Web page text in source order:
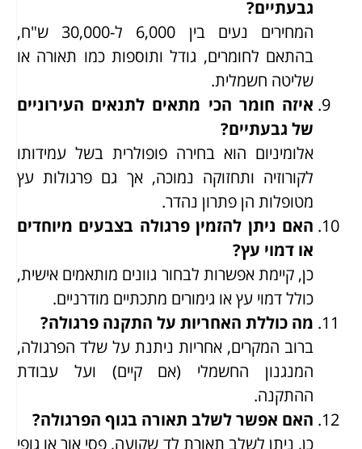
גבעתיים?
המחירים נעים בין 6,000 ל-30,000 ש"ח,
בהתאם לחומרים, גודל ותוספות כמו תאורה או
שליטה חשמלית.
איזה חומר הכי מתאים לתנאים העירוניים
של גבעתיים?
אלומיניום הוא בחירה פופולרית בשל עמידותו
לקורוזיה ותחזוקה נמוכה, אך גם פרגולות עץ
מטופלות הן פתרון נהדר.
האם ניתן להזמין פרגולה בצבעים מיוחדים
או דמוי עץ?
כן, קיימת אפשרות לבחור גוונים מותאמים אישית,
כולל דמוי עץ או גימורים מתכתיים מודרניים.
מה כוללת האחריות על התקנה פרגולה?
ברוב המקרים, אחריות ניתנת על שלד הפרגולה,
המנגנון החשמלי (אם קיים) ועל עבודת
ההתקנה.
האם אפשר לשלב תאורה בגוף הפרגולה?
כן, ניתן לשלב תאורת לד שקועה, פסי אור או גופי